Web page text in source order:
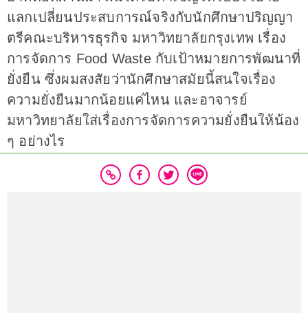
แลกเปลี่ยนประสบการณ์จริงกับนักศึกษาปริญญา
ตรีคณะบริหารธุรกิจ มหาวิทยาลัยกรุงเทพ เรื่อง
การจัดการ Food Waste กับเป้าหมายการพัฒนาที่
ยั่งยืน ซึ่งผมสงสัยว่านักศึกษาสมัยนี้สนใจเรื่อง
ความยั่งยืนมากน้อยแค่ไหน และอาจารย์
มหาวิทยาลัยใส่เรื่องการจัดการความยั่งยืนให้น้อง
ๆ อย่างไร